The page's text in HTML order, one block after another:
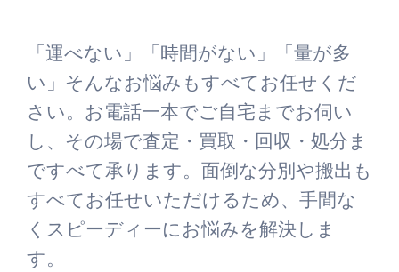
「運べない」「時間がない」「量が多
い」そんなお悩みもすべてお任せくだ
さい。お電話一本でご自宅までお伺い
し、その場で査定・買取・回収・処分ま
ですべて承ります。面倒な分別や搬出も
すべてお任せいただけるため、手間な
くスピーディーにお悩みを解決しま
す。